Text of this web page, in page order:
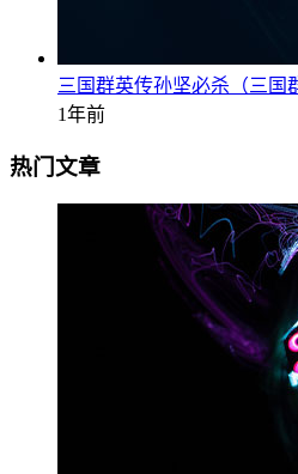
三国群英传孙坚必杀（三国
1年前
热门文章